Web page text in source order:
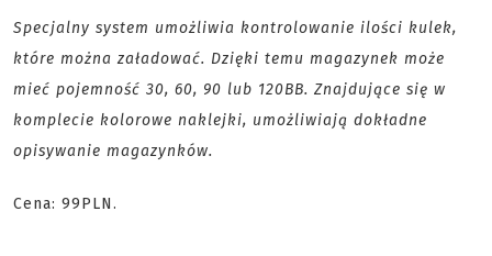
Specjalny system umożliwia kontrolowanie ilości kulek,
które można załadować. Dzięki temu magazynek może
mieć pojemność 30, 60, 90 lub 120BB. Znajdujące się w
komplecie kolorowe naklejki, umożliwiają dokładne
opisywanie magazynków.
Cena: 99PLN.